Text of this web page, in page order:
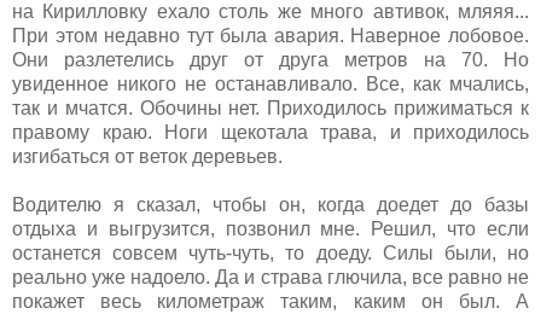
на Кирилловку ехало столь же много автивок, мляяя...
При этом недавно тут была авария. Наверное лобовое.
Они разлетелись друг от друга метров на 70. Но
увиденное никого не останавливало. Все, как мчались,
так и мчатся. Обочины нет. Приходилось прижиматься к
правому краю. Ноги щекотала трава, и приходилось
изгибаться от веток деревьев.
Водителю я сказал, чтобы он, когда доедет до базы
отдыха и выгрузится, позвонил мне. Решил, что если
останется совсем чуть-чуть, то доеду. Силы были, но
реально уже надоело. Да и страва глючила, все равно не
покажет весь километраж таким, каким он был. А